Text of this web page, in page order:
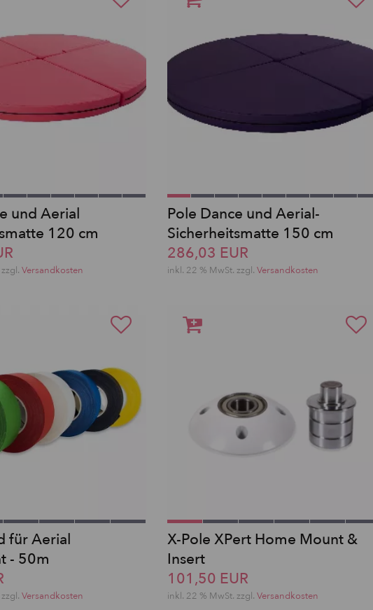
und Aerial
120 cm
zzgl. Versandkosten
Pole Dance und Aerial-
Sicherheitsmatte 150 cm
286,03 EUR
inkl. 22 % MwSt. zzgl. Versandkosten
für Aerial
- 50m
zzgl. Versandkosten
X-Pole XPert Home Mount &
Insert
101,50 EUR
inkl. 22 % MwSt. zzgl. Versandkosten